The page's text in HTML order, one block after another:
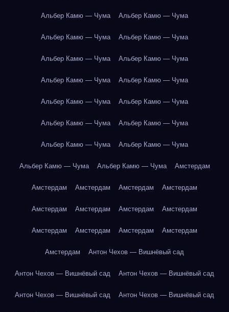
Альбер Камю — Чума Альбер Камю — Чума
Альбер Камю — Чума Альбер Камю — Чума
Альбер Камю — Чума Альбер Камю — Чума
Альбер Камю — Чума Альбер Камю — Чума
Альбер Камю — Чума Альбер Камю — Чума
Альбер Камю — Чума Альбер Камю — Чума
Альбер Камю — Чума Альбер Камю — Чума
Альбер Камю — Чума Альбер Камю — Чума Амстердам
Амстердам Амстердам Амстердам Амстердам
Амстердам Амстердам Амстердам Амстердам
Амстердам Амстердам Амстердам Амстердам
Амстердам Антон Чехов — Вишнёвый сад
Антон Чехов — Вишнёвый сад Антон Чехов — Вишнёвый сад
Антон Чехов — Вишнёвый сад Антон Чехов — Вишнёвый сад